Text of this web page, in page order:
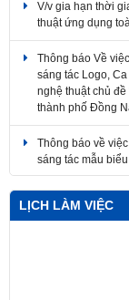
sáng tác Logo,
nghệ thuật chủ
thành phố Đồng
sáng tác mẫu
thuật
LỊCH LÀM VIỆC